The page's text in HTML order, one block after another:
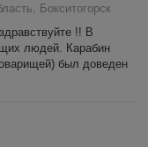
Бокситогорск
!! В
людей. Карабин
был доведен